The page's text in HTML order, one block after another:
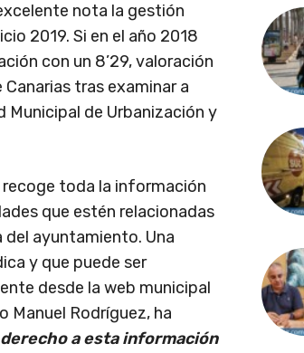
nota la gestión
2019. Si en el año 2018
con un 8’29, valoración
tras examinar a
Municipal de Urbanización y
recoge toda la información
que estén relacionadas
ayuntamiento. Una
y que puede ser
desde la web municipal
Manuel Rodríguez, ha
a esta información